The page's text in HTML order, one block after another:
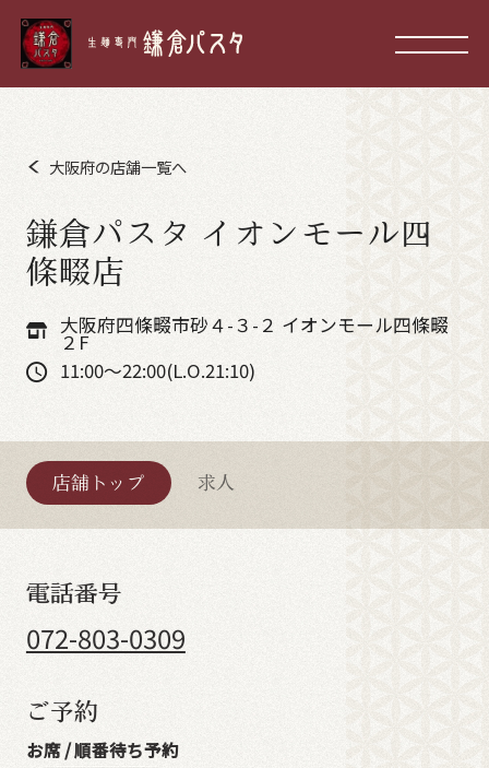
大阪府の店舗一覧へ
鎌倉パスタ イオンモール四
條畷店
大阪府四條畷市砂４-３-２ イオンモール四條畷
２F
11:00～22:00(L.O.21:10)
店舗トップ 求人
電話番号
072-803-0309
ご予約
お席 / 順番待ち予約